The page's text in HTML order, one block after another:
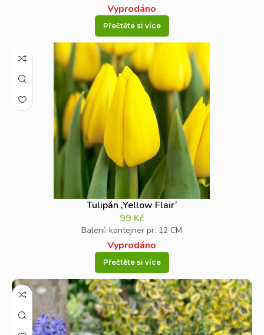
Vyprodáno
Přečtěte si více
Tulipán ‚Yellow Flair‘
99 Kč
Balení: kontejner pr. 12 CM
Vyprodáno
Přečtěte si více